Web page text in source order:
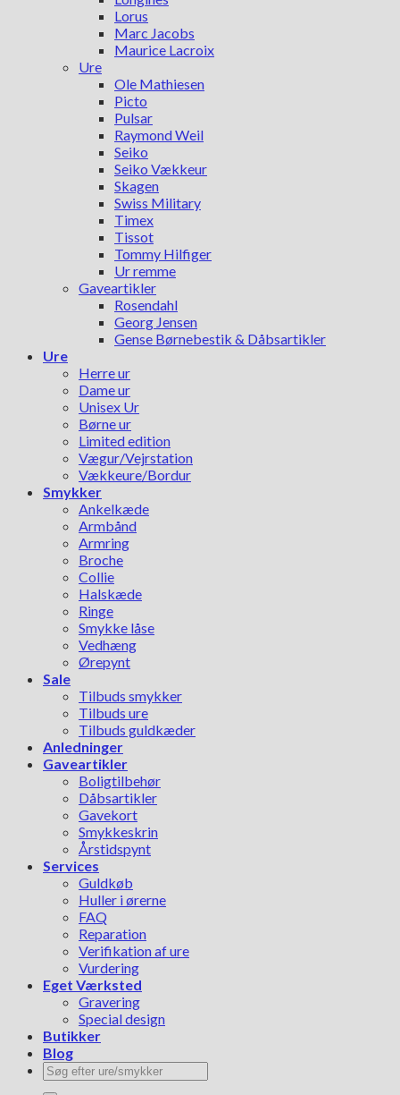
Lorus
Marc Jacobs
Maurice Lacroix
Ure
Ole Mathiesen
Picto
Pulsar
Raymond Weil
Seiko
Seiko Vækkeur
Skagen
Swiss Military
Timex
Tissot
Tommy Hilfiger
Ur remme
Gaveartikler
Rosendahl
Georg Jensen
Gense Børnebestik & Dåbsartikler
Ure
Herre ur
Dame ur
Unisex Ur
Børne ur
Limited edition
Vægur/Vejrstation
Vækkeure/Bordur
Smykker
Ankelkæde
Armbånd
Armring
Broche
Collie
Halskæde
Ringe
Smykke låse
Vedhæng
Ørepynt
Sale
Tilbuds smykker
Tilbuds ure
Tilbuds guldkæder
Anledninger
Gaveartikler
Boligtilbehør
Dåbsartikler
Gavekort
Smykkeskrin
Årstidspynt
Services
Guldkøb
Huller i ørerne
FAQ
Reparation
Verifikation af ure
Vurdering
Eget Værksted
Gravering
Special design
Butikker
Blog
Søg
efter: